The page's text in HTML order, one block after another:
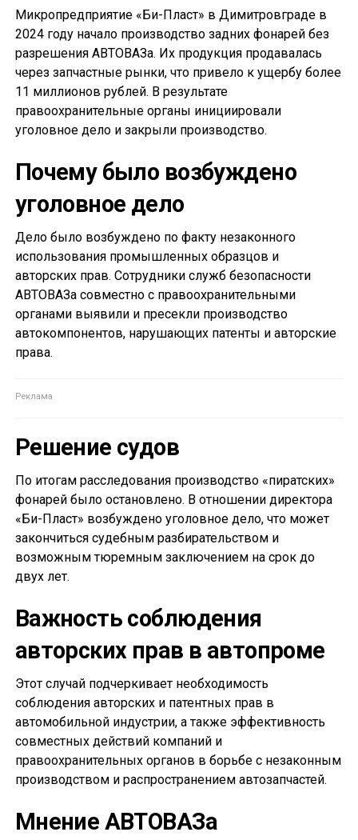
Микропредприятие «Би-Пласт» в Димитровграде в
2024 году начало производство задних фонарей без
разрешения АВТОВАЗа. Их продукция продавалась
через запчастные рынки, что привело к ущербу более
11 миллионов рублей. В результате
правоохранительные органы инициировали
уголовное дело и закрыли производство.
Почему было возбуждено
уголовное дело
Дело было возбуждено по факту незаконного
использования промышленных образцов и
авторских прав. Сотрудники служб безопасности
АВТОВАЗа совместно с правоохранительными
органами выявили и пресекли производство
автокомпонентов, нарушающих патенты и авторские
права.
Решение судов
По итогам расследования производство «пиратских»
фонарей было остановлено. В отношении директора
«Би-Пласт» возбуждено уголовное дело, что может
закончиться судебным разбирательством и
возможным тюремным заключением на срок до
двух лет.
Важность соблюдения
авторских прав в автопроме
Этот случай подчеркивает необходимость
соблюдения авторских и патентных прав в
автомобильной индустрии, а также эффективность
совместных действий компаний и
правоохранительных органов в борьбе с незаконным
производством и распространением автозапчастей.
Мнение АВТОВАЗа